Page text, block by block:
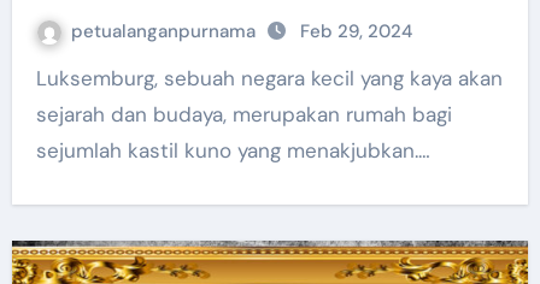
petualanganpurnama Feb 29, 2024
Luksemburg, sebuah negara kecil yang kaya akan
sejarah dan budaya, merupakan rumah bagi
sejumlah kastil kuno yang menakjubkan.…